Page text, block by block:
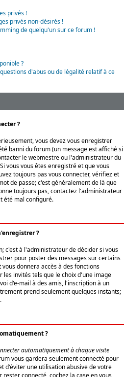
privés !
privés non-désirés !
de quelqu'un sur ce forum !
?
d'abus ou de légalité relatif à ce
?
vous devez vous enregistrer
banni du forum (un message est affiché si
le webmestre ou l'administrateur du
vous vous êtes enregistré et que vous
toujours pas vous connecter, vérifiez et
de passe; c'est généralement de là que
toujours pas, contactez l'administrateur
été mal configuré.
?
c'est à l'administrateur de décider si vous
pour poster des messages sur certains
donnera accès à des fonctions
invités tels que le choix d'une image
d'e-mail à des amis, l'inscription à un
prend seulement quelques instants;
?
automatiquement à chaque visite
vous gardera seulement connecté pour
d'éviter une utilisation abusive de votre
connecté, cochez la case en vous